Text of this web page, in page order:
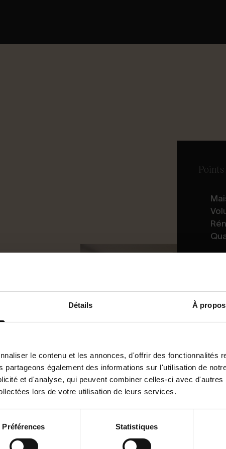
Détails À
le contenu et les annonces, d'offrir des fonctionnalités
également des informations sur l'utilisation de
et d'analyse, qui peuvent combiner celles-ci avec d'autres
lors de votre utilisation de leurs services.
Préférences Statistiques
Points
conjugue
de lumière,
pour un
un jardin clos,